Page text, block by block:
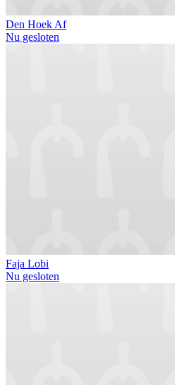
Den Hoek Af
Nu gesloten
Faja Lobi
Nu gesloten